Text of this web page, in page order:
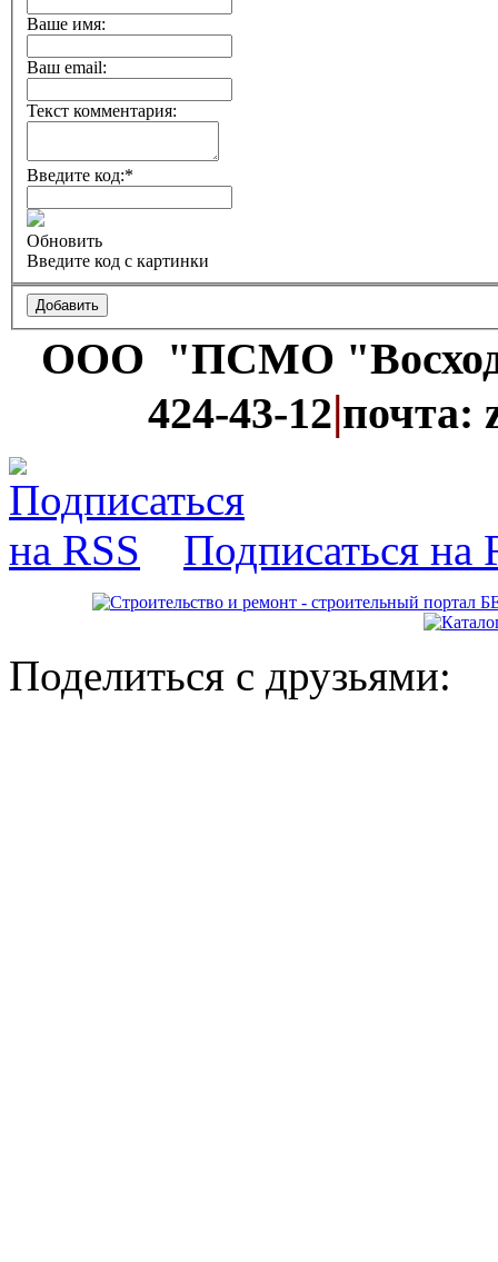
Ваше имя:
Ваш email:
Текст комментария:
Введите код:*
Обновить
Введите код с картинки
ООО "ПСМО
424-43-12|почта:
Подписаться на
Поделиться с друзьями: